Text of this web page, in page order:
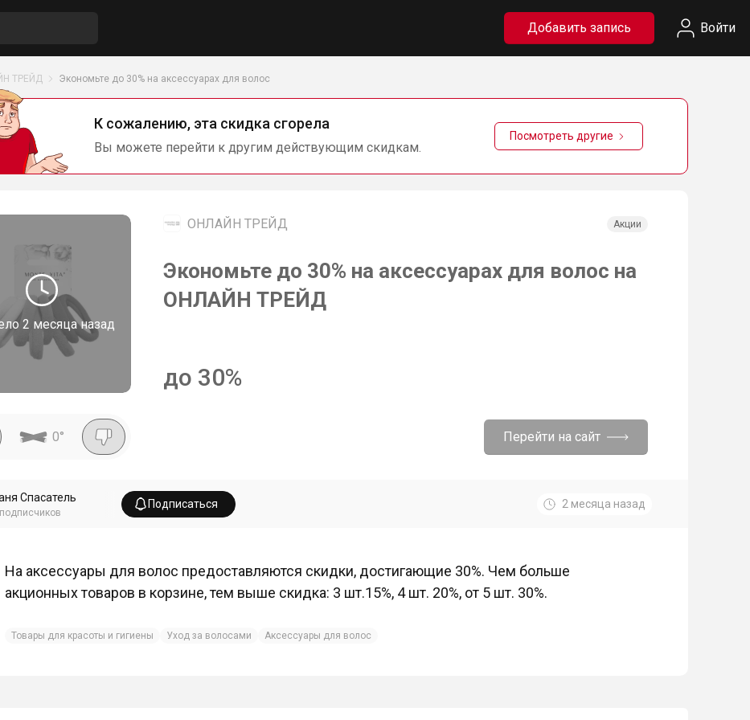
Добавить запись Войти
ТРЕЙД Экономьте до 30% на аксессуарах для волос
К сожалению, эта скидка сгорела
Вы можете перейти к другим действующим скидкам.
Посмотреть другие
2 месяца назад
ОНЛАЙН ТРЕЙД Акции
Экономьте до 30% на аксессуарах для волос на
ОНЛАЙН ТРЕЙД
до 30%
0° Перейти на сайт
Спасатель
подписчиков
Подписаться 2 месяца назад
На аксессуары для волос предоставляются скидки, достигающие 30%. Чем больше
акционных товаров в корзине, тем выше скидка: 3 шт.15%, 4 шт. 20%, от 5 шт. 30%.
Товары для красоты и гигиены Уход за волосами Аксессуары для волос